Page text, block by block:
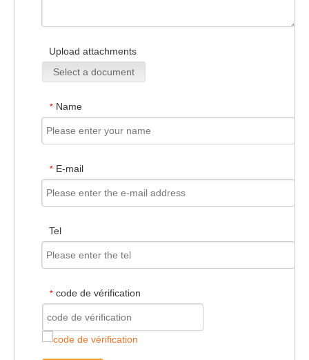
Upload attachments
Select a document
* Name
* E-mail
Tel
* code de vérification